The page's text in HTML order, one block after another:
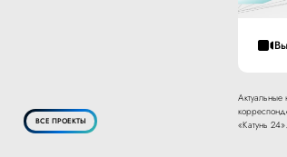
ВСЕ ПРОЕКТЫ
Актуальные
«Катунь 24».